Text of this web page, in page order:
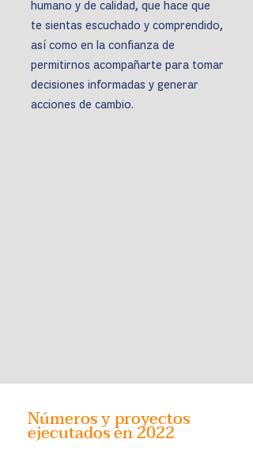
humano y de calidad, que hace que
te sientas escuchado y comprendido,
así como en la confianza de
permitirnos acompañarte para tomar
decisiones informadas y generar
acciones de cambio.
Números y proyectos
ejecutados en 2022